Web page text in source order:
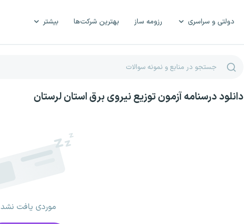
دولتی و سراسری رزومه ساز بهترین شرکت‌ها بیشتر
دانلود درسنامه آزمون توزیع نیروی برق استان لرستان
موردی یافت نشد